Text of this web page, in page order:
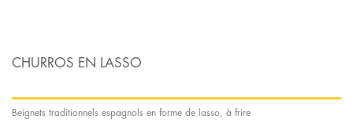
CHURROS EN LASSO
Beignets traditionnels espagnols en forme de lasso, à frire